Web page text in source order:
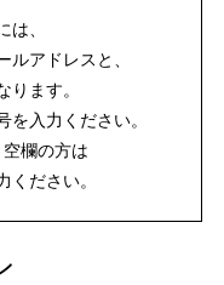
は、
ルアドレスと、
ります。
入力ください。
欄の方は
ください。